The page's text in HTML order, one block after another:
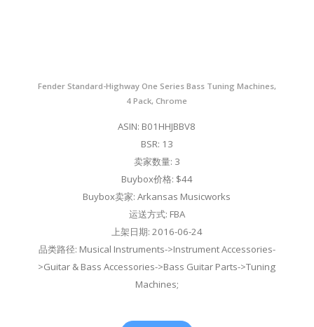
Fender Standard-Highway One Series Bass Tuning Machines,
4 Pack, Chrome
ASIN: B01HHJBBV8
BSR: 13
卖家数量: 3
Buybox价格: $44
Buybox卖家: Arkansas Musicworks
运送方式: FBA
上架日期: 2016-06-24
品类路径: Musical Instruments->Instrument Accessories-
>Guitar & Bass Accessories->Bass Guitar Parts->Tuning
Machines;